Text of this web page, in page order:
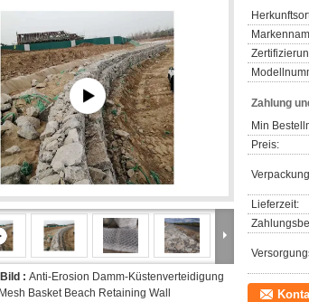
: Anti-Erosion Damm-Küstenverteidigung
Basket Beach Retaining Wall
Zahlung
Min
Preis:
Lieferzeit: